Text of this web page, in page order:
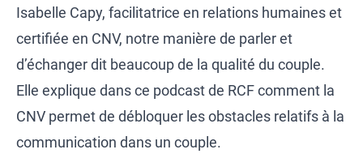
Isabelle Capy, facilitatrice en relations humaines et
certifiée en CNV, notre manière de parler et
d’échanger dit beaucoup de la qualité du couple.
Elle explique dans ce podcast de RCF comment la
CNV permet de débloquer les obstacles relatifs à la
communication dans un couple.